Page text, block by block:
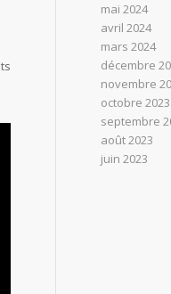
mai 2024
avril 2024
mars 2024
décembre
novembre
octobre 2023
septembre
août 2023
juin 2023